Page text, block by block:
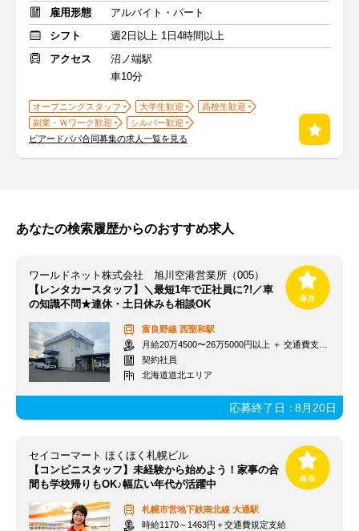
雇用形態
アルバイト・パート
シフト
週2日以上 1日4時間以上
アクセス
沼ノ端駅
車10分
オープニングスタッフ 大学生歓迎
高校生歓迎
副業・Ｗワーク歓迎
シルバー歓迎
ビアードパパ合同募集の求人一覧を見る
あなたの検索履歴からのおすすめ求人
ワールドネット株式会社 旭川空港営業所（005）
【レンタカースタッフ】＼最短1年で正社員に?!／車
の知識不問★連休・土日休みも相談OK
富良野線 西聖和駅
月給20万4500〜26万5000円以上 ＋ 交通費支給 ＋ 賞与(年2回)
契約社員
北海道道北エリア
応募終了日：8月20日
セイコーマート ほくほく札幌ビル
【コンビニスタッフ】未経験から始めよう！家事の合
間も学校帰りもOK♪幅広い年代が活躍中
札幌市営地下鉄南北線 大通駅
時給1170～1463円＋交通費規定支給